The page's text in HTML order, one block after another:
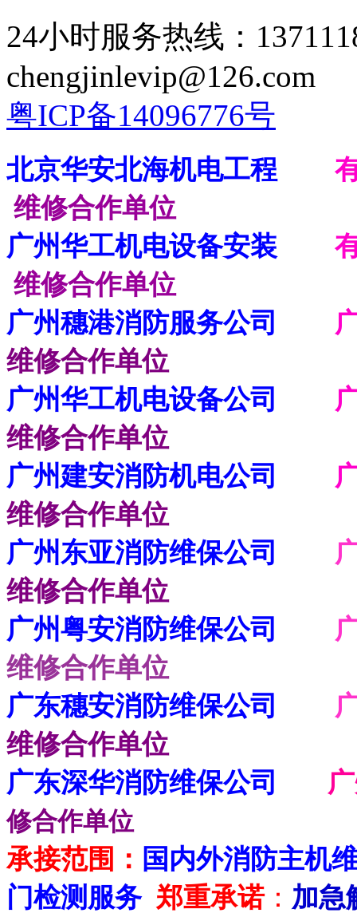
24小时服务热线：
chengjinlevip@126.com
粤ICP备14096776号
北京华安北海机电工程
维修合作单位
广州华工机电设备安装
维修合作单位
广州穗港消防服务公司
维修合作单位
广州华工机电设备公司
维修合作单位
广州建安消防机电公司
广
维修合作单位
广州东亚消防维保公司
广
维修合作单位
广州粤安消防维保公司
维修合作单位
广东穗安消防维保公司
维修合作单位
广东深华消防维保公司
修合作单位
承接范围： 国内外消防主机
门检测服务 郑重承诺： 加急